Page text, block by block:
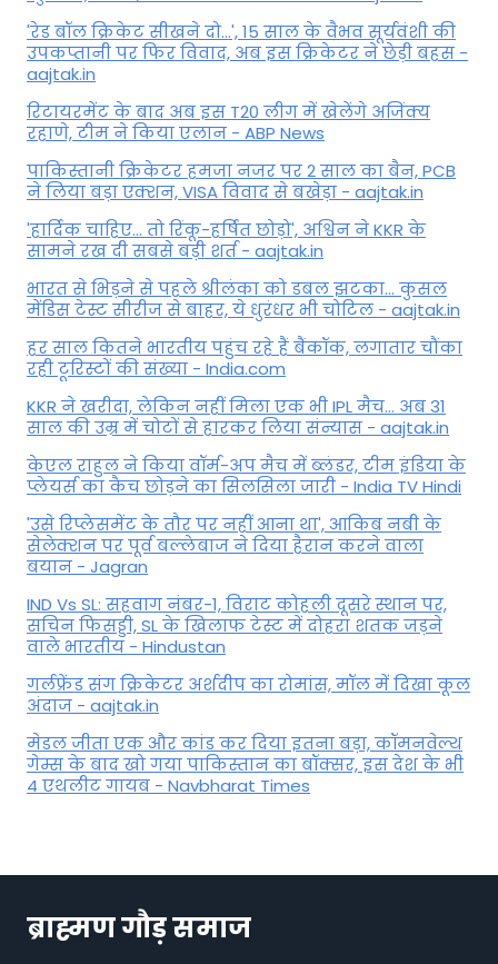
'रेड बॉल क्रिकेट सीखने दो...', 15 साल के वैभव सूर्यवंशी की
उपकप्तानी पर फ‍िर व‍िवाद, अब इस क्रिकेटर ने छेड़ी बहस -
aajtak.in
रिटायरमेंट के बाद अब इस T20 लीग में खेलेंगे अजिंक्य
रहाणे, टीम ने किया एलान - ABP News
पाकिस्तानी क्रिकेटर हमजा नजर पर 2 साल का बैन, PCB
ने ल‍िया बड़ा एक्शन, VISA व‍िवाद से बखेड़ा - aajtak.in
'हार्दिक चाहिए... तो रिंकू-हर्षित छोड़ो', अश्विन ने KKR के
सामने रख दी सबसे बड़ी शर्त - aajtak.in
भारत से भिड़ने से पहले श्रीलंका को डबल झटका... कुसल
मेंडिस टेस्ट सीरीज से बाहर, ये धुरंधर भी चोटिल - aajtak.in
हर साल कितने भारतीय पहुंच रहे हैं बैंकॉक, लगातार चौंका
रही टूरिस्टों की संख्या - India.com
KKR ने खरीदा, लेकिन नहीं मिला एक भी IPL मैच... अब 31
साल की उम्र में चोटों से हारकर लिया संन्यास - aajtak.in
केएल राहुल ने किया वॉर्म-अप मैच में ब्लंडर, टीम इंडिया के
प्लेयर्स का कैच छोड़ने का सिलसिला जारी - India TV Hindi
'उसे रिप्लेसमेंट के तौर पर नहीं आना था', आकिब नबी के
सेलेक्शन पर पूर्व बल्लेबाज ने दिया हैरान करने वाला
बयान - Jagran
IND Vs SL: सहवाग नंबर-1, विराट कोहली दूसरे स्थान पर,
सचिन फिसड्डी, SL के खिलाफ टेस्ट में दोहरा शतक जड़ने
वाले भारतीय - Hindustan
गर्लफ्रेंड संग क्रिकेटर अर्शदीप का रोमांस, मॉल में द‍िखा कूल
अंदाज - aajtak.in
मेडल जीता एक और कांड कर दिया इतना बड़ा, कॉमनवेल्थ
गेम्स के बाद खो गया पाकिस्तान का बॉक्सर, इस देश के भी
4 एथलीट गायब - Navbharat Times
ब्राह्मण गौड़ समाज